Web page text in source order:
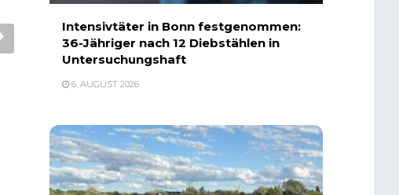
Intensivtäter in Bonn festgenommen:
36-Jähriger nach 12 Diebstählen in
Untersuchungshaft
6. AUGUST 2026